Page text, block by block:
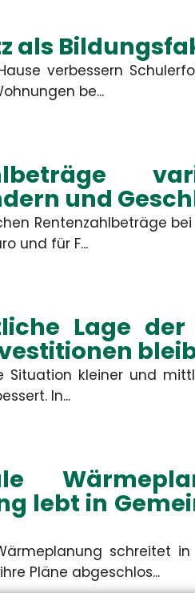
als
verbessern
be...
und
Rentenzahlbeträge
und für F...
Lage der
Situation kleiner und
In...
lebt in
schreitet
Pläne abgeschlos...
Schiemann
+49 3671 6743-0
+49 3671 6743-22
schiemann[at]hsh24.de